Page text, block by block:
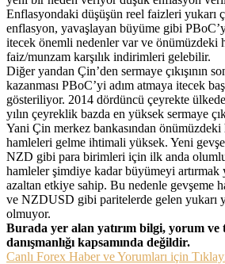
Enflasyondaki düşüşün reel faizleri yukarı
enflasyon, yavaşlayan büyüme gibi
itecek önemli nedenler var ve önümüzdeki
faiz/munzam karşılık indirimleri gelebilir.
Diğer yandan Çin’den sermaye çıkışının
kazanması PBoC’yi adım atmaya itecek
gösteriliyor. 2014 dördüncü çeyrekte
yılın çeyreklik bazda en yüksek sermaye
Yani Çin merkez bankasından
hamleleri gelme ihtimali yüksek. Yeni
NZD gibi para birimleri için ilk anda
hamleler şimdiye kadar büyümeyi artırmak
azaltan etkiye sahip. Bu nedenle gevşeme
ve NZDUSD gibi paritelerde gelen yukarı
olmuyor.
Burada yer alan yatırım bilgi, yorum ve
danışmanlığı kapsamında değildir.
Canlı Forex Haber ve Yorumları için